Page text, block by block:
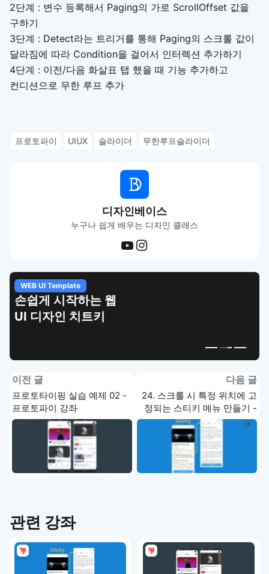
2단계 : 변수 등록해서 Paging의 가로 ScrollOffset 값을
구하기
3단계 : Detect라는 트리거를 통해 Paging의 스크롤 값이
달라짐에 따라 Condition을 걸어서 인터렉션 추가하기
4단계 : 이전/다음 화살표 탭 했을 때 기능 추가하고
컨디션으로 무한 루프 추가
프로토파이 UIUX 슬라이더 무한루프슬라이더
디자인베이스
누구나 쉽게 배우는 디자인 클래스
WEB UI Template
손쉽게 시작하는 웹
UI 디자인 치트키
이전 글
프로토타이핑 실습 예제 02 -
프로토파이 강좌
다음 글
24. 스크롤 시 특정 위치에 고
정되는 스티키 메뉴 만들기 -
프로토파이 강좌
관련 강좌